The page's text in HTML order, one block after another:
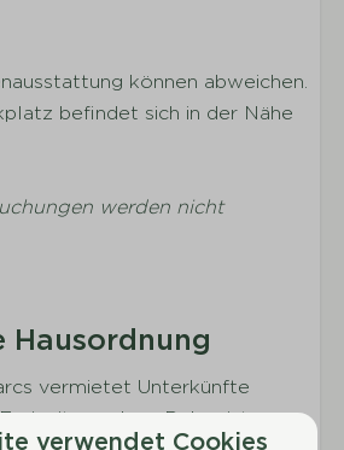
Tiefkühltruhe
3
6
können abweichen.
befindet sich in der Nähe
werden nicht
Hausordnung
vermietet Unterkünfte
Daher ist es
verwendet Cookies